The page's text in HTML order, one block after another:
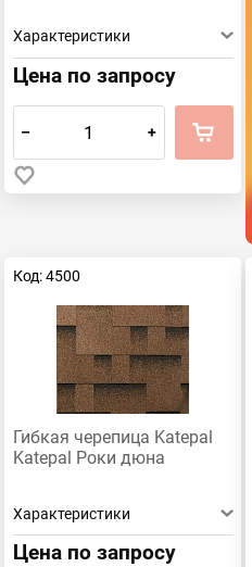
Характеристики
Цена по запросу
– +
Код: 4500
Гибкая черепица Katepal
Katepal Роки дюна
Характеристики
Цена по запросу